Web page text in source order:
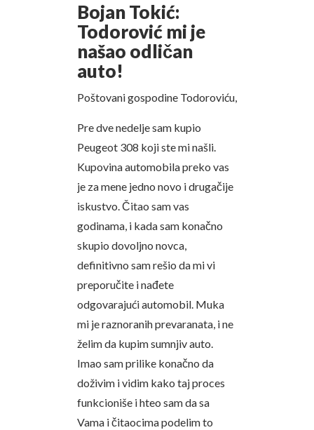
Bojan Tokić:
Todorović mi je
našao odličan
auto!
Poštovani gospodine Todoroviću,
Pre dve nedelje sam kupio
Peugeot 308 koji ste mi našli.
Kupovina automobila preko vas
je za mene jedno novo i drugačije
iskustvo. Čitao sam vas
godinama, i kada sam konačno
skupio dovoljno novca,
definitivno sam rešio da mi vi
preporučite i nađete
odgovarajući automobil. Muka
mi je raznoranih prevaranata, i ne
želim da kupim sumnjiv auto.
Imao sam prilike konačno da
doživim i vidim kako taj proces
funkcioniše i hteo sam da sa
Vama i čitaocima podelim to